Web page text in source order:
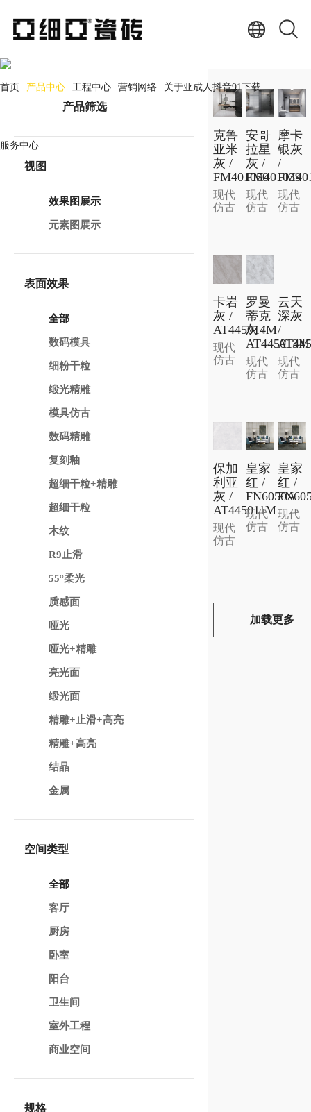
首页 产品中心 工程中心 营销网络 关于亚成人抖音91下载
服务中心
PRODUCT CENTER
产品筛选
视图
效果图展示
元素图展示
表面效果
全部
数码模具
细粉干粒
缎光精雕
模具仿古
数码精雕
复刻釉
超细干粒+精雕
超细干粒
木纹
R9止滑
55°柔光
质感面
哑光
哑光+精雕
亮光面
缎光面
精雕+止滑+高亮
精雕+高亮
结晶
金属
空间类型
全部
客厅
厨房
卧室
阳台
卫生间
室外工程
商业空间
规格
克鲁
亚米
灰 /
FM401050
现代
仿古
安哥
拉星
灰 /
FM401039
现代
仿古
摩卡
银灰
/
现代
仿古
卡岩
灰 /
AT445014M
现代
仿古
罗曼
蒂克
灰 /
AT445013M
现代
仿古
云天
深灰
/
现代
仿古
保加
利亚
灰 /
AT445011M
现代
仿古
皇家
红 /
FN6050A
现代
仿古
皇家
红 /
现代
仿古
加载更多